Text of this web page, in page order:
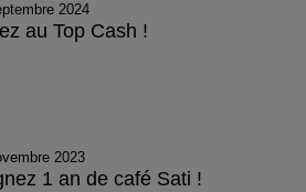
2024
au Top Cash !
2023
1 an de café Sati !